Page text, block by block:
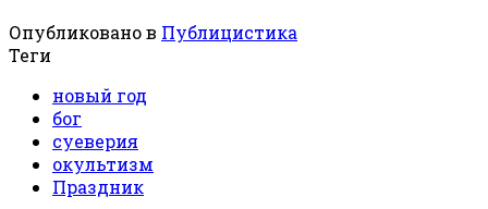
Опубликовано в Публицистика
Теги
новый год
бог
суеверия
окультизм
Праздник